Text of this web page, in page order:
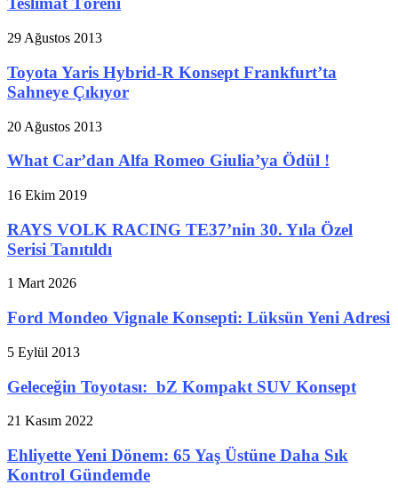
29 Ağustos 2013
Toyota Yaris Hybrid-R Konsept Frankfurt’ta
Sahneye Çıkıyor
20 Ağustos 2013
What Car’dan Alfa Romeo Giulia’ya Ödül !
16 Ekim 2019
RAYS VOLK RACING TE37’nin 30. Yıla Özel
Serisi Tanıtıldı
1 Mart 2026
Ford Mondeo Vignale Konsepti: Lüksün Yeni Adresi
5 Eylül 2013
Geleceğin Toyotası: bZ Kompakt SUV Konsept
21 Kasım 2022
Ehliyette Yeni Dönem: 65 Yaş Üstüne Daha Sık
Kontrol Gündemde